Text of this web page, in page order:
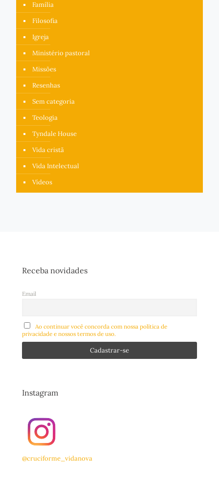
Família
Filosofia
Igreja
Ministério pastoral
Missões
Resenhas
Sem categoria
Teologia
Tyndale House
Vida cristã
Vida Intelectual
Vídeos
Receba novidades
Email
Ao continuar você concorda com nossa política de
privacidade e nossos termos de uso.
Instagram
@cruciforme_vidanova